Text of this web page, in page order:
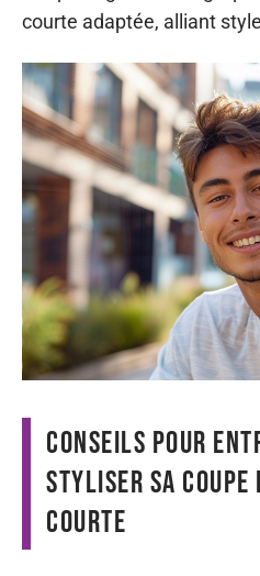
courte adaptée, alliant
Conseils pour
styliser sa coupe
courte